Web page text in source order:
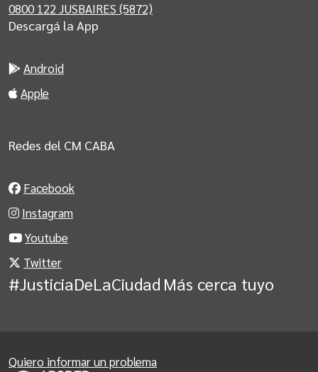
0800 122 JUSBAIRES (5872)
Descargá la App
Android
Apple
Redes del CM CABA
Facebook
Instagram
Youtube
Twitter
#JusticiaDeLaCiudad Más cerca tuyo
Quiero informar un problema